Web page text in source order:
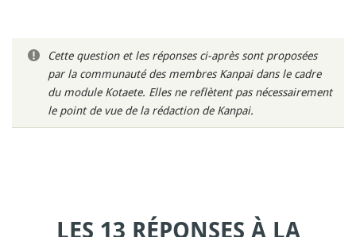
Cette question et les réponses ci-après sont proposées
par la communauté des membres Kanpai dans le cadre
du module Kotaete. Elles ne reflètent pas nécessairement
le point de vue de la rédaction de Kanpai.
LES 13 RÉPONSES À LA